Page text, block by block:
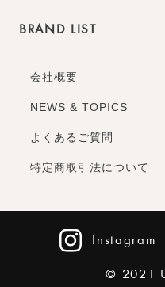
BRAND LIST
会社概要
NEWS & TOPICS
よくあるご質問
特定商取引法について
Instagram
© 2021